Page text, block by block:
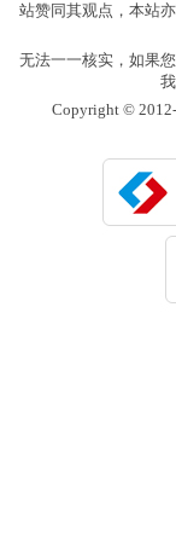
站赞同其观点，本站
无法一一核实，如果
Copyright ©